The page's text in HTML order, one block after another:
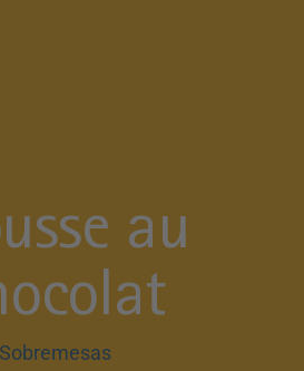
au
Sobremesas